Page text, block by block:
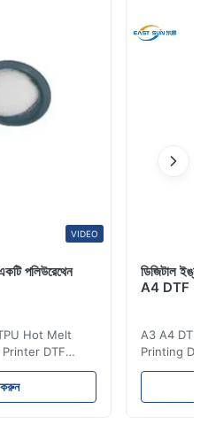
VIDEO
পলিউরেথেন
Hot Melt
DTF
Bonding
Temperature
cm2 Time 8-20
ডিজিটাল
A4 DTF
A3 A4 DTF
Printing
application
pattern